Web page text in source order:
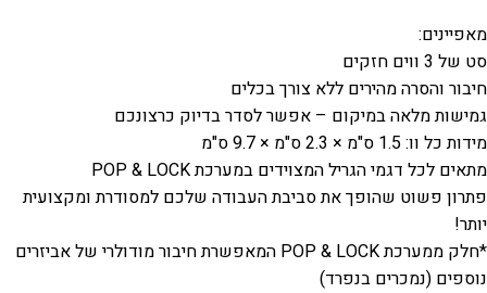
מאפיינים:
סט של 3 ווים חזקים
חיבור והסרה מהירים ללא צורך בכלים
גמישות מלאה במיקום – אפשר לסדר בדיוק כרצונכם
מידות כל וו: 1.5 ס"מ × 2.3 ס"מ × 9.7 ס"מ
מתאים לכל דגמי הגריל המצוידים במערכת POP & LOCK
פתרון פשוט שהופך את סביבת העבודה שלכם למסודרת ומקצועית
יותר!
*חלק ממערכת POP & LOCK המאפשרת חיבור מודולרי של אביזרים
נוספים (נמכרים בנפרד)